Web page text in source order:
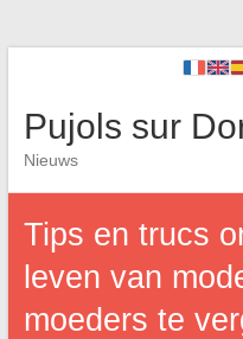
Pujols sur
Nieuws
Tips en trucs
leven van
moeders te